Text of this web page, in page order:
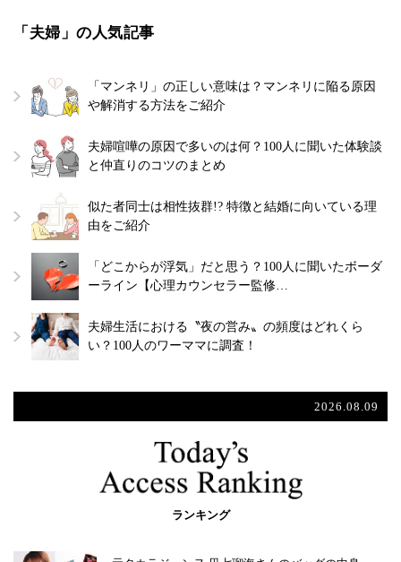
「夫婦」の人気記事
「マンネリ」の正しい意味は？マンネリに陥る原因
や解消する方法をご紹介
夫婦喧嘩の原因で多いのは何？100人に聞いた体験談
と仲直りのコツのまとめ
似た者同士は相性抜群!? 特徴と結婚に向いている理
由をご紹介
「どこからが浮気」だと思う？100人に聞いたボーダ
ーライン【心理カウンセラー監修…
夫婦生活における〝夜の営み〟の頻度はどれくら
い？100人のワーママに調査！
2026.08.09
ランキング